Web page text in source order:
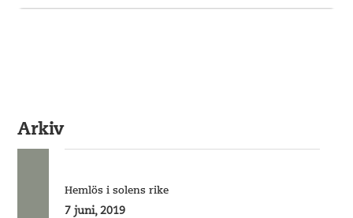
Arkiv
Hemlös i solens rike
7 juni, 2019